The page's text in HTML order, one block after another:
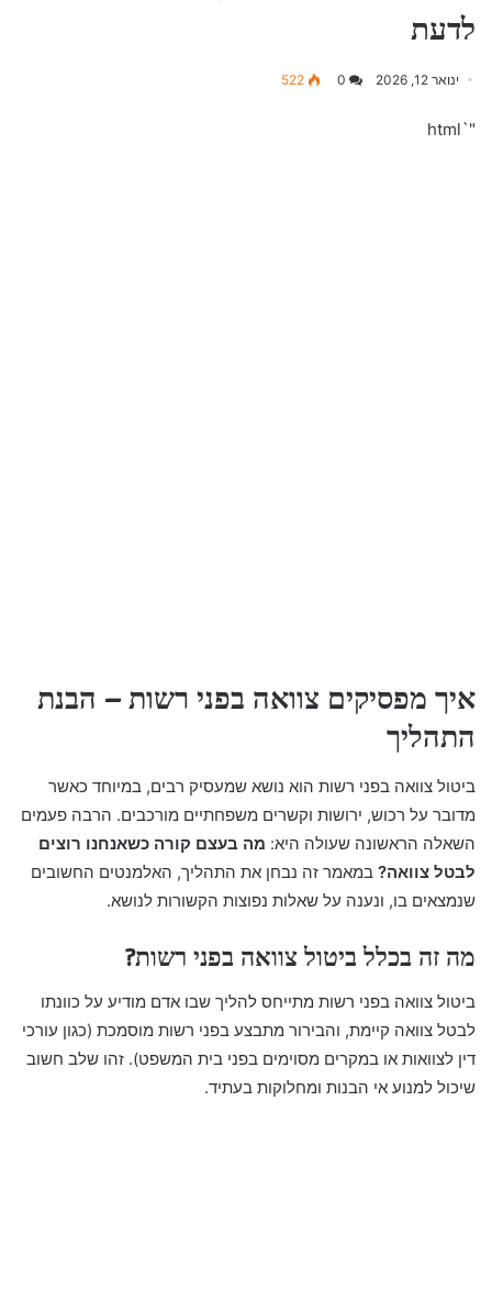
לדעת
ינואר 12, 2026 0
522
"`html
איך מפסיקים צוואה בפני רשות – הבנת
התהליך
ביטול צוואה בפני רשות הוא נושא שמעסיק רבים, במיוחד כאשר
מדובר על רכוש, ירושות וקשרים משפחתיים מורכבים. הרבה פעמים
השאלה הראשונה שעולה היא: מה בעצם קורה כשאנחנו רוצים
לבטל צוואה? במאמר זה נבחן את התהליך, האלמנטים החשובים
שנמצאים בו, ונענה על שאלות נפוצות הקשורות לנושא.
מה זה בכלל ביטול צוואה בפני רשות?
ביטול צוואה בפני רשות מתייחס להליך שבו אדם מודיע על כוונתו
לבטל צוואה קיימת, והבירור מתבצע בפני רשות מוסמכת (כגון עורכי
דין לצוואות או במקרים מסוימים בפני בית המשפט). זהו שלב חשוב
שיכול למנוע אי הבנות ומחלוקות בעתיד.